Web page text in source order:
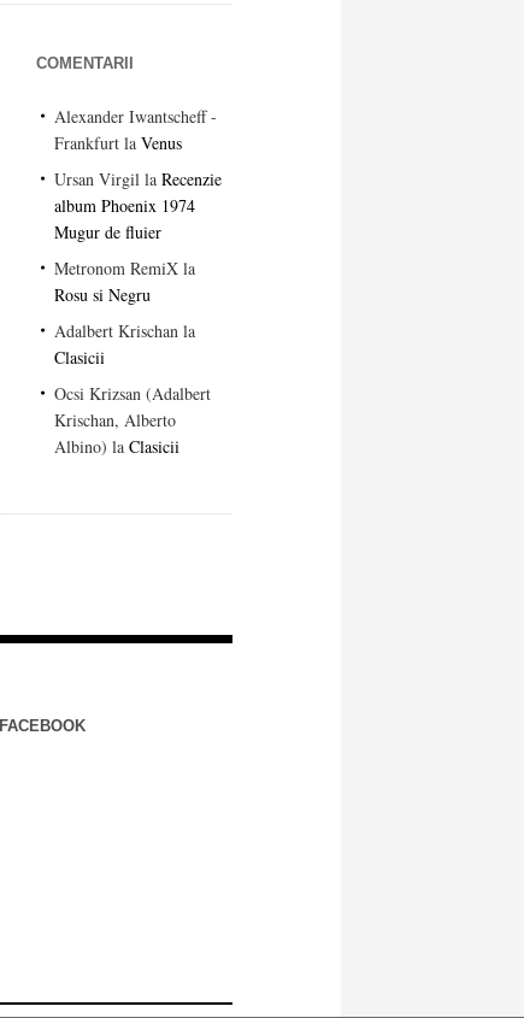
COMENTARII
Alexander Iwantscheff -
Frankfurtla Venus
Ursan Virgilla Recenzie
album Phoenix 1974
Mugur de fluier
Metronom RemiXla
Rosu si Negru
Adalbert Krischanla
Clasicii
Ocsi Krizsan (Adalbert
Krischan, Alberto
Albino) la Clasicii
FACEBOOK